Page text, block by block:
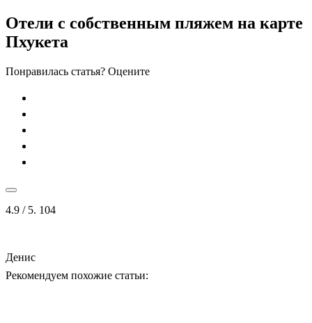
Отели с собственным пляжем на карте
Пхукета
Понравилась статья? Оцените
4.9 / 5. 104
Денис
Рекомендуем похожие статьи: